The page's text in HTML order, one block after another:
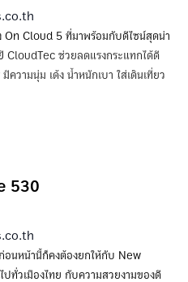
Cloud 5 ที่มาพร้อมกับดีไซน์สุดน่า
CloudTec ช่วยลดแรงกระแทกได้ดี
วามนุ่ม เด้ง น้ำหนักเบา ใส่เดินเที่ยว
530
อนหน้านี้ก็คงต้องยกให้กับ New
ทั่วเมืองไทย กับความสวยงามของดี